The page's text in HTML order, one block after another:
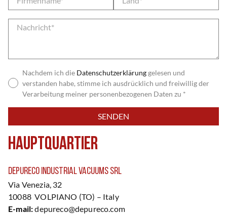
Nachdem ich die Datenschutzerklärung gelesen und
verstanden habe, stimme ich ausdrücklich und freiwillig der
Verarbeitung meiner personenbezogenen Daten zu *
Hauptquartier
Depureco Industrial Vacuums Srl
Via Venezia, 32
10088 VOLPIANO (TO) – Italy
E-mail:depureco@depureco.com